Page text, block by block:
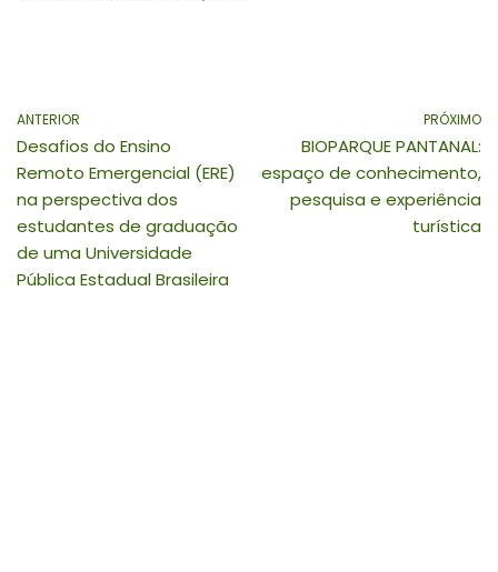
ANTERIOR
Desafios do Ensino
Remoto Emergencial (ERE)
na perspectiva dos
estudantes de graduação
de uma Universidade
Pública Estadual Brasileira
PRÓXIMO
BIOPARQUE PANTANAL:
espaço de conhecimento,
pesquisa e experiência
turística